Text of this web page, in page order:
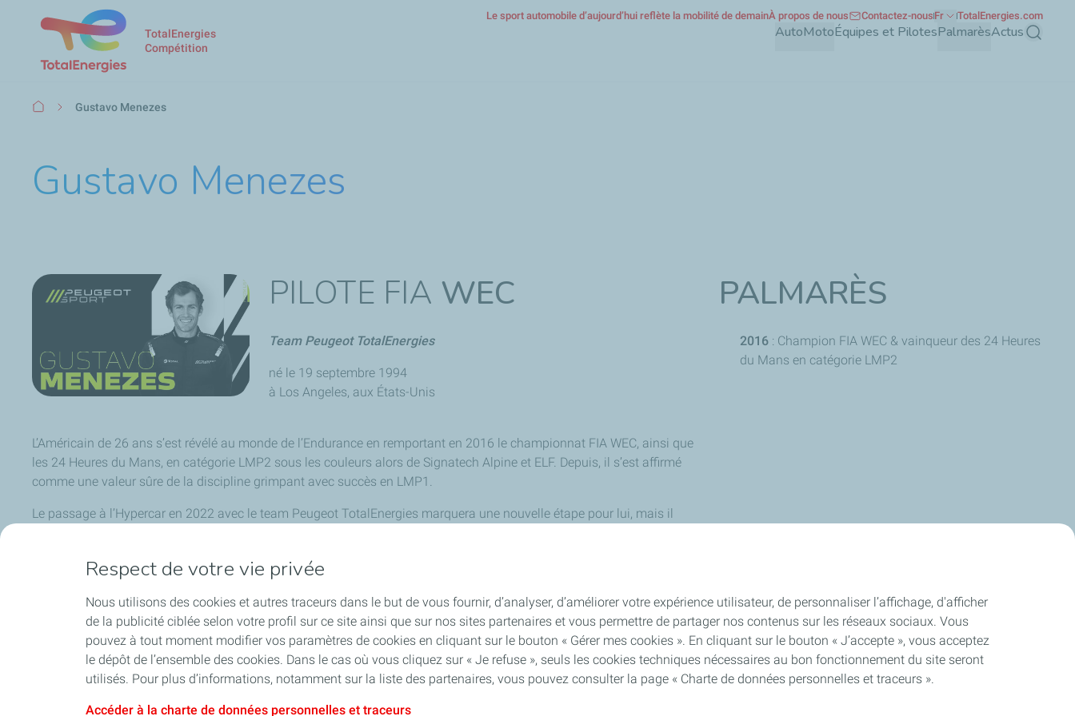
Aller
TotalEnergies
Compétition
AutoMotoÉquipes et PilotesPalmarèsActus
Le sport automobile d’aujourd’hui reflète la mobilité de demainÀ propos de nous Contactez-nous Fr TotalEnergies.com
Fil
Gustavo Menezes
Gustavo Menezes
PILOTE FIA WEC
Team Peugeot TotalEnergies
né le 19 septembre 1994
à Los Angeles, aux États-Unis
L’Américain de 26 ans s’est révélé au monde de l’Endurance en remportant en 2016 le championnat FIA WEC, ainsi que
les 24 Heures du Mans, en catégorie LMP2 sous les couleurs alors de Signatech Alpine et ELF. Depuis, il s’est affirmé
comme une valeur sûre de la discipline grimpant avec succès en LMP1.
Le passage à l’Hypercar en 2022 avec le team Peugeot TotalEnergies marquera une nouvelle étape pour lui, mais il
PALMARÈS
2016: Champion FIA WEC & vainqueur des 24 Heures
du Mans en catégorie LMP2
Respect de votre vie privée
Nous utilisons des cookies et autres traceurs dans le but de vous fournir, d’analyser, d’améliorer votre expérience utilisateur, de personnaliser l’affichage, d'afficher
de la publicité ciblée selon votre profil sur ce site ainsi que sur nos sites partenaires et vous permettre de partager nos contenus sur les réseaux sociaux. Vous
pouvez à tout moment modifier vos paramètres de cookies en cliquant sur le bouton « Gérer mes cookies ». En cliquant sur le bouton « J’accepte », vous acceptez
le dépôt de l’ensemble des cookies. Dans le cas où vous cliquez sur « Je refuse », seuls les cookies techniques nécessaires au bon fonctionnement du site seront
utilisés. Pour plus d’informations, notamment sur la liste des partenaires, vous pouvez consulter la page « Charte de données personnelles et traceurs ».
Accéder à la charte de données personnelles et traceurs